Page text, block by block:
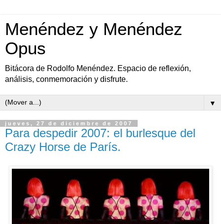
Menéndez y Menéndez
Opus
Bitácora de Rodolfo Menéndez. Espacio de reflexión,
análisis, conmemoración y disfrute.
▼
jueves, 27 de diciembre de 2007
Para despedir 2007: el burlesque del
Crazy Horse de París.